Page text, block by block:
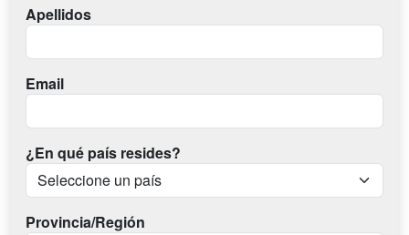
Apellidos
Email
¿En qué país resides?
Provincia/Región